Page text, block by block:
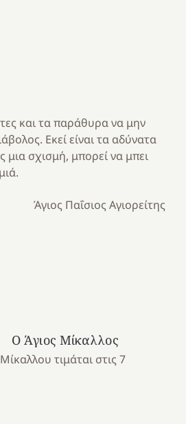
και τα παράθυρα να μην
Εκεί είναι τα αδύνατα
μια σχισμή, μπορεί να μπει
Άγιος Παΐσιος Αγιορείτης
Ο Άγιος Μίκαλλος
τιμάται στις 7